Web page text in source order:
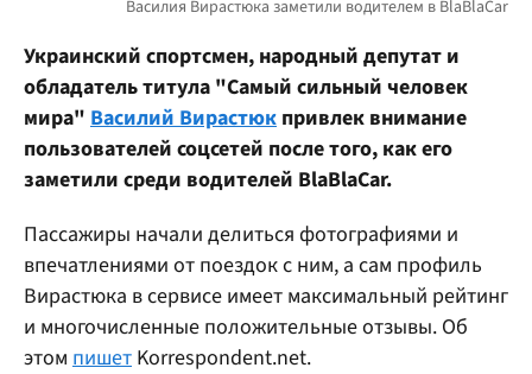
Украинский спортсмен, народный депутат и
обладатель титула "Самый сильный человек
мира" Василий Вирастюк привлек внимание
пользователей соцсетей после того, как его
заметили среди водителей BlaBlaCar.
Пассажиры начали делиться фотографиями и
впечатлениями от поездок с ним, а сам профиль
Вирастюка в сервисе имеет максимальный рейтинг
и многочисленные положительные отзывы. Об
этом пишет Korrespondent.net.